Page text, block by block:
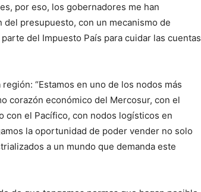
por eso, los gobernadores me han
presupuesto, con un mecanismo de
del Impuesto País para cuidar las cuentas
“Estamos en uno de los nodos más
corazón económico del Mercosur, con el
el Pacífico, con nodos logísticos en
la oportunidad de poder vender no solo
a un mundo que demanda este